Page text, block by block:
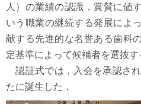
人）の業績の認識，賞賛に値
いう職業の継続する発展によ
献する先進的な名誉ある歯科
定基準によって候補者を選抜す
認証式では，入会を承認さ
たに誕生した．